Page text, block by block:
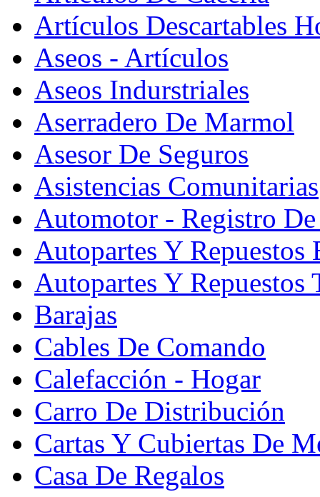
Artículos Descartables
Aseos - Artículos
Aseos Indurstriales
Aserradero De Marmol
Asesor De Seguros
Asistencias Comunitarias
Automotor - Registro
Autopartes Y Repuestos
Autopartes Y Repuestos
Barajas
Cables De Comando
Calefacción - Hogar
Carro De Distribución
Cartas Y Cubiertas De
Casa De Regalos